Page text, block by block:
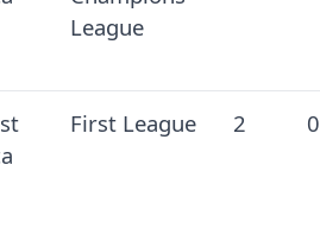
League
First League 2 0